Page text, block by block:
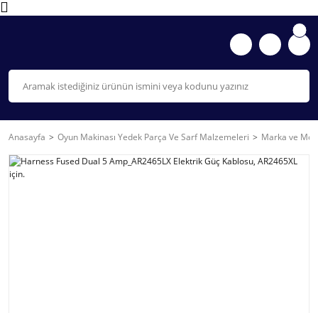
Anasayfa Oyun Makinası Yedek Parça Ve Sarf Malzemeleri Marka ve